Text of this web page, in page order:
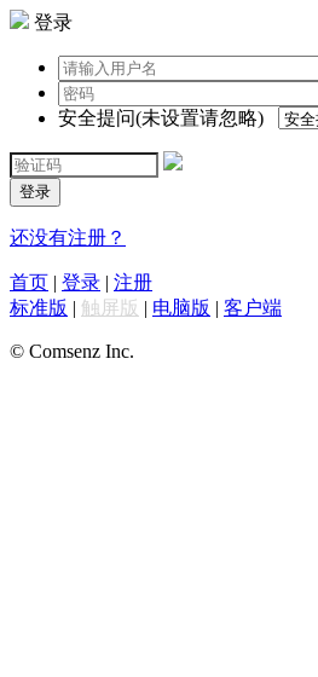
登录
安全提问(未设置请忽略)
登录
还没有注册？
首页 | 登录 | 注册
标准版 | 触屏版 | 电脑版 | 客户端
© Comsenz Inc.